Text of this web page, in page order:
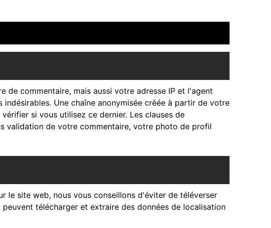
de commentaire, mais aussi votre adresse IP et l'agent
Une chaîne anonymisée créée à partir de votre
si vous utilisez ce dernier. Les clauses de
validation de votre commentaire, votre photo de profil
le site web, nous vous conseillons d'éviter de téléverser
télécharger et extraire des données de localisation